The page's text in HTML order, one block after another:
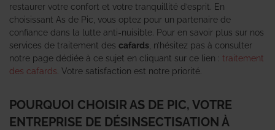
restaurer votre confort et votre tranquillité d’esprit. En
choisissant As de Pic, vous optez pour un partenaire de
confiance dans la lutte anti-nuisible. Pour en savoir plus sur nos
services de traitement des cafards , n’hésitez pas à consulter
notre page dédiée à ce sujet en cliquant sur ce lien : traitement
des cafards . Votre satisfaction est notre priorité.
POURQUOI CHOISIR AS DE PIC, VOTRE
ENTREPRISE DE DÉSINSECTISATION À